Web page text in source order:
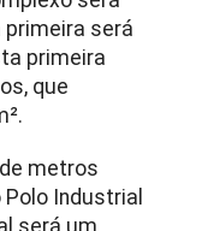
será
primeira
que
metros
Industrial
será um